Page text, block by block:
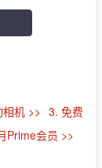
机 >> 3. 免费
Prime会员 >>